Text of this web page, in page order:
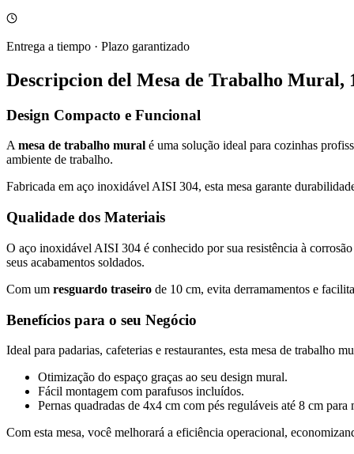
Entrega a tiempo · Plazo garantizado
Descripcion del Mesa de Trabalho Mural,
Design Compacto e Funcional
Amesa de trabalho mural é uma solução ideal para cozinhas
ambiente de trabalho.
Fabricada em aço inoxidável AISI 304, esta mesa garante
Qualidade dos Materiais
O aço inoxidável AISI 304 é conhecido por sua resistência à
seus acabamentos soldados.
Com um resguardo traseiro de 10 cm, evita derramamentos e
Benefícios para o seu Negócio
Ideal para padarias, cafeterias e restaurantes, esta mesa de trabalho
Otimização do espaço graças ao seu design mural.
Fácil montagem com parafusos incluídos.
Pernas quadradas de 4x4 cm com pés reguláveis até 8 cm para
Com esta mesa, você melhorará a eficiência operacional,